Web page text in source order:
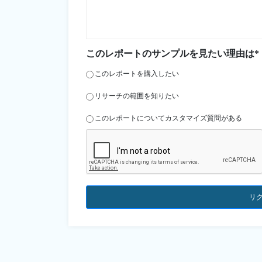
このレポートのサンプルを見たい理由は*
このレポートを購入したい
リサーチの範囲を知りたい
このレポートについてカスタマイズ質問がある
リ